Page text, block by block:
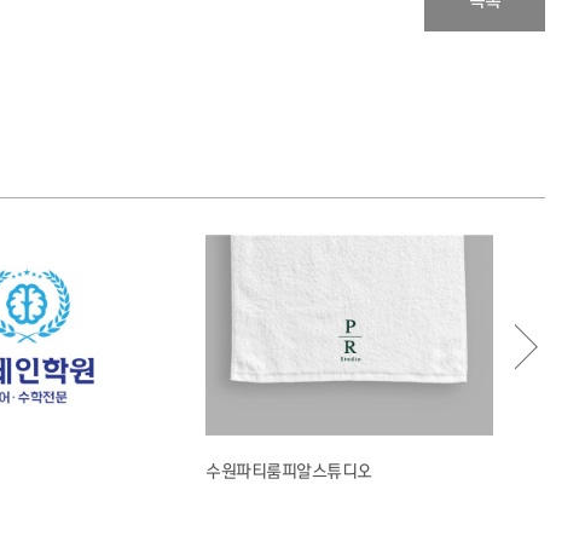
수원파티룸피알스튜디오